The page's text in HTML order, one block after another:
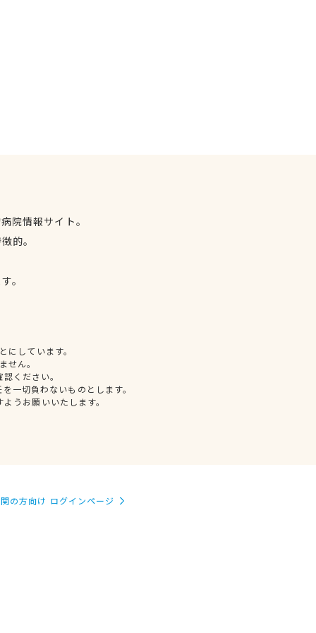
院情報サイト。
的。
。
しています。
せん。
ください。
一切負わないものとします。
うお願いいたします。
の方向け ログインページ